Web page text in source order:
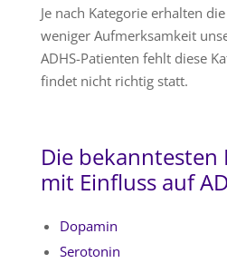
Je nach Kategorie erhalten
weniger Aufmerksamkeit
ADHS-Patienten fehlt diese
findet nicht richtig statt.
Die
mit Einfluss auf
Dopamin
Serotonin